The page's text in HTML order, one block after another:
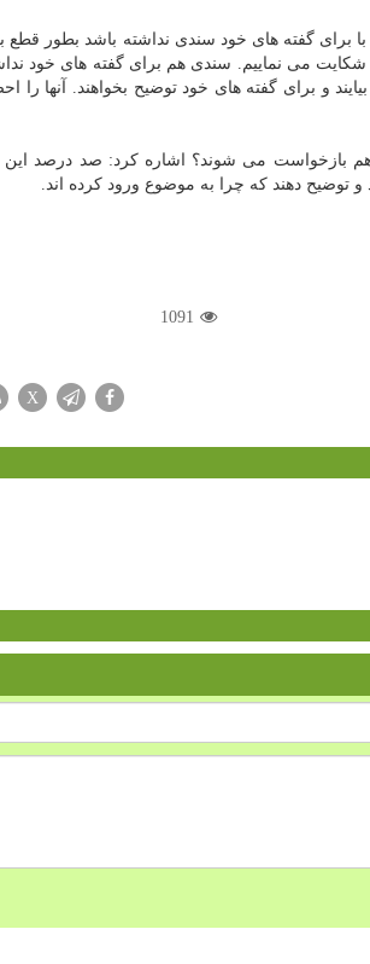
گفته های خود سندی نداشته باشد بطور قطع
می نماییم. سندی هم برای گفته های خود
و برای گفته های خود توضیح بخواهند. آنها را
هم بازخواست می شوند؟ اشاره کرد: صد درصد این
توضیح دهند که چرا به موضوع ورود کرده اند.
1091
X